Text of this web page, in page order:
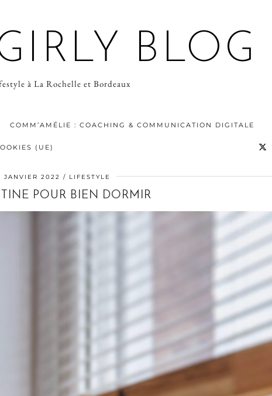
BLOG
à La Rochelle et Bordeaux
COMM’AMÉLIE : COACHING & COMMUNICATION DIGITALE
(UE)
JANVIER 2022 LIFESTYLE
POUR BIEN DORMIR